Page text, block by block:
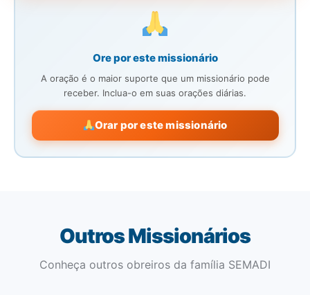
Ore por este missionário
A oração é o maior suporte que um missionário pode
receber. Inclua-o em suas orações diárias.
Orar por este missionário
Outros Missionários
Conheça outros obreiros da família SEMADI